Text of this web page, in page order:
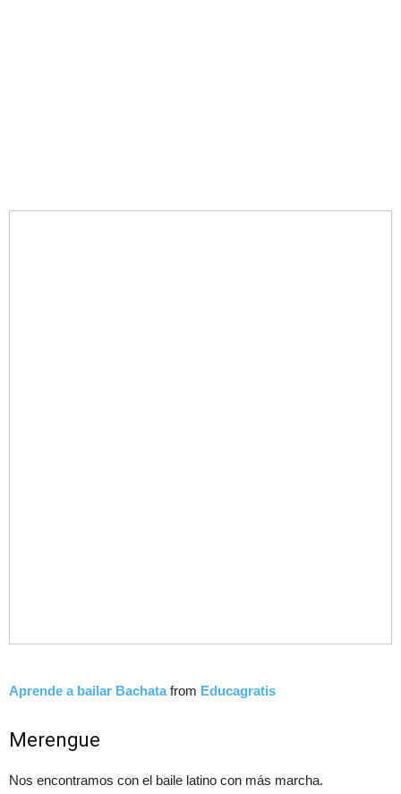
Aprende a bailar Bachata from Educagratis
Merengue
Nos encontramos con el baile latino con más marcha.